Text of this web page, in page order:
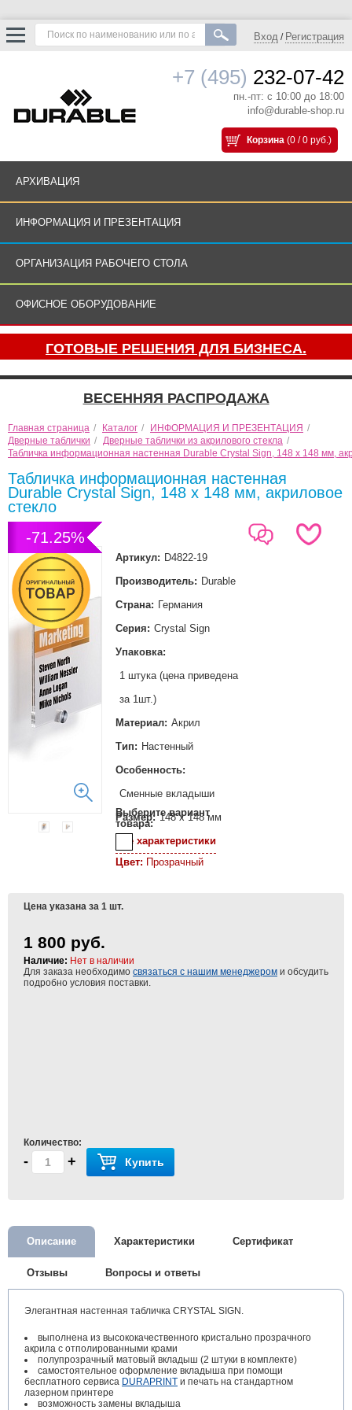
Вход / Регистрация
+7 (495) 232-07-42
пн.-пт: с 10:00 до 18:00
info@durable-shop.ru
Корзина (0 / 0 руб.)
АРХИВАЦИЯ
ИНФОРМАЦИЯ И ПРЕЗЕНТАЦИЯ
ОРГАНИЗАЦИЯ РАБОЧЕГО СТОЛА
ОФИСНОЕ ОБОРУДОВАНИЕ
ГОТОВЫЕ РЕШЕНИЯ ДЛЯ БИЗНЕСА.
ВЕСЕННЯЯ РАСПРОДАЖА
Главная страница / Каталог / ИНФОРМАЦИЯ И ПРЕЗЕНТАЦИЯ /
Дверные таблички / Дверные таблички из акрилового стекла /
Табличка информационная настенная Durable Crystal Sign, 148 x 148 мм,
Табличка информационная настенная
Durable Crystal Sign, 148 x 148 мм, акриловое
стекло
-71.25%
Артикул: D4822-19
Производитель: Durable
Страна: Германия
Серия: Crystal Sign
Упаковка:
1 штука (цена приведена
за 1шт.)
Материал: Акрил
Тип: Настенный
Особенность:
Сменные вкладыши
Размер: 148 х 148 мм
Все характеристики
Выберите вариант
товара:
Цвет: Прозрачный
Цена указана за 1 шт.
1 800 руб.
Наличие: Нет в наличии
Для заказа необходимо связаться с нашим менеджером и обсудить
подробно условия поставки.
Количество:
- + Купить
Описание Характеристики Сертификат
Отзывы Вопросы и ответы
Элегантная настенная табличка CRYSTAL SIGN.
выполнена из высококачественного кристально прозрачного
акрила с отполированными крами
полупрозрачный матовый вкладыш (2 штуки в комплекте)
самостоятельное оформление вкладыша при помощи
бесплатного сервиса DURAPRINT и печать на стандартном
лазерном принтере
возможность замены вкладыша